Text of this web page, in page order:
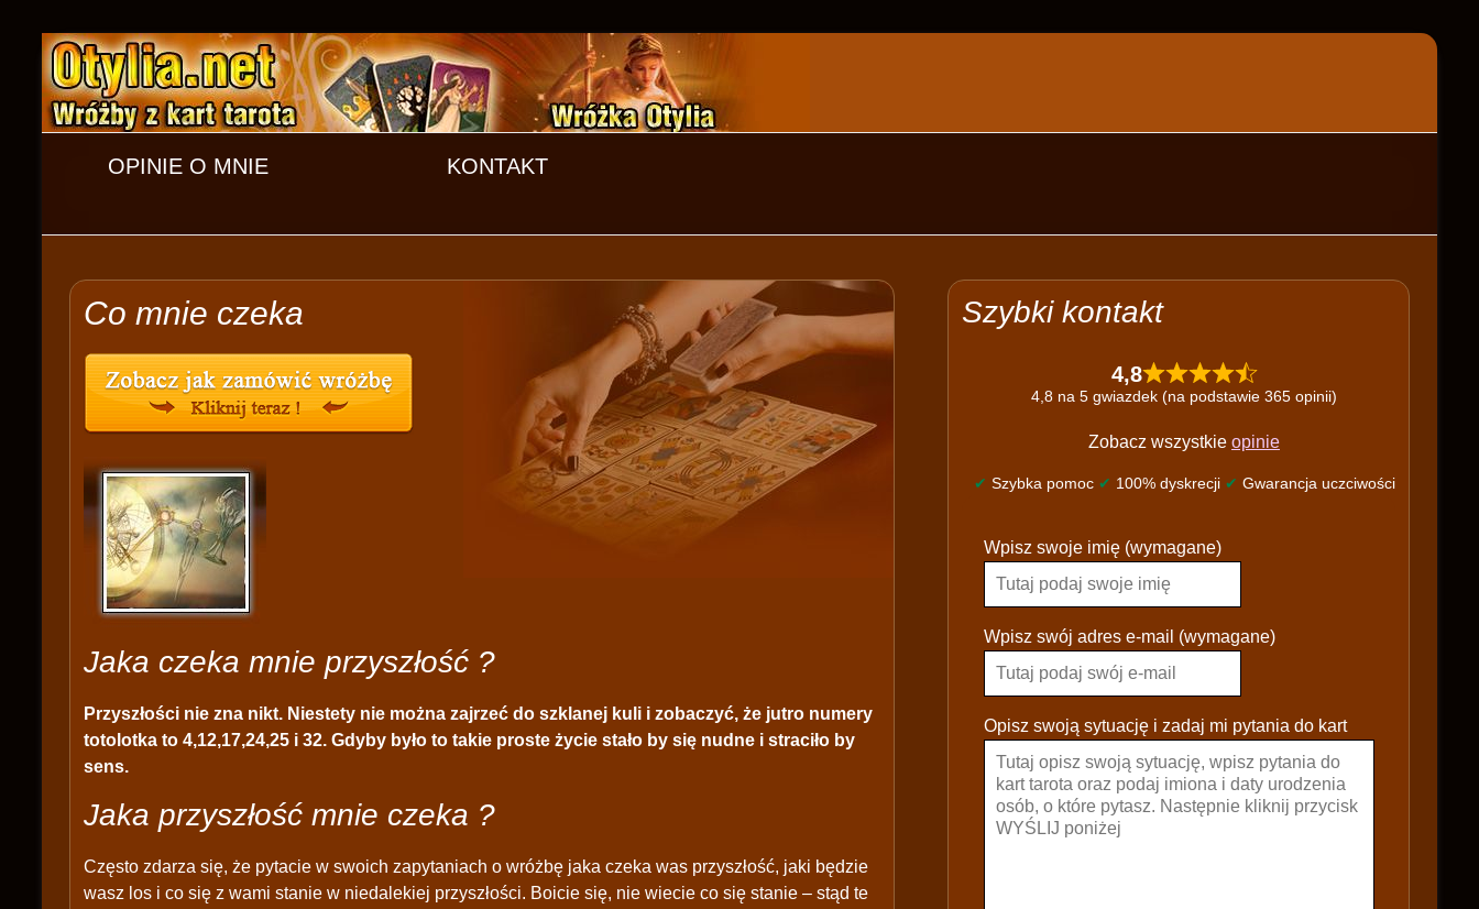
OPINIE O MNIE KONTAKT
Co mnie czeka
Jaka czeka mnie przyszłość ?
Przyszłości nie zna nikt. Niestety nie można zajrzeć do szklanej kuli i zobaczyć, że jutro numery
totolotka to 4,12,17,24,25 i 32. Gdyby było to takie proste życie stało by się nudne i straciło by
sens.
Jaka przyszłość mnie czeka ?
Często zdarza się, że pytacie w swoich zapytaniach o wróżbę jaka czeka was przyszłość, jaki będzie
wasz los i co się z wami stanie w niedalekiej przyszłości. Boicie się, nie wiecie co się stanie – stąd te
Szybki kontakt
4,8
4,8 na 5 gwiazdek (na podstawie 365 opinii)
Zobacz wszystkie opinie
✔ Szybka pomoc ✔ 100% dyskrecji ✔ Gwarancja uczciwości
l
a
s
e
a
Wpisz swoje imię (wymagane)
Wpisz swój adres e-mail (wymagane)
Opisz swoją sytuację i zadaj mi pytania do kart